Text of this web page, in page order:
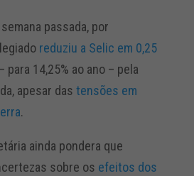
passada, por
reduziu a Selic em 0,25
– para 14,25% ao ano – pela
apesar das tensões em
.
ainda pondera que
sobre os efeitos dos